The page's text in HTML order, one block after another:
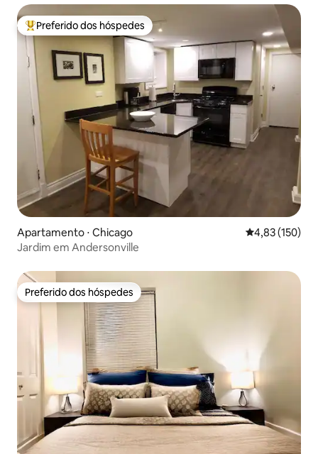
Entre os melhores preferidos dos hóspedes
Preferido dos hóspedes
Apartamento ⋅ Chicago 4,83 de uma
4,83 (150)
Jardim em Andersonville
Preferido dos hóspedes
Preferido dos hóspedes